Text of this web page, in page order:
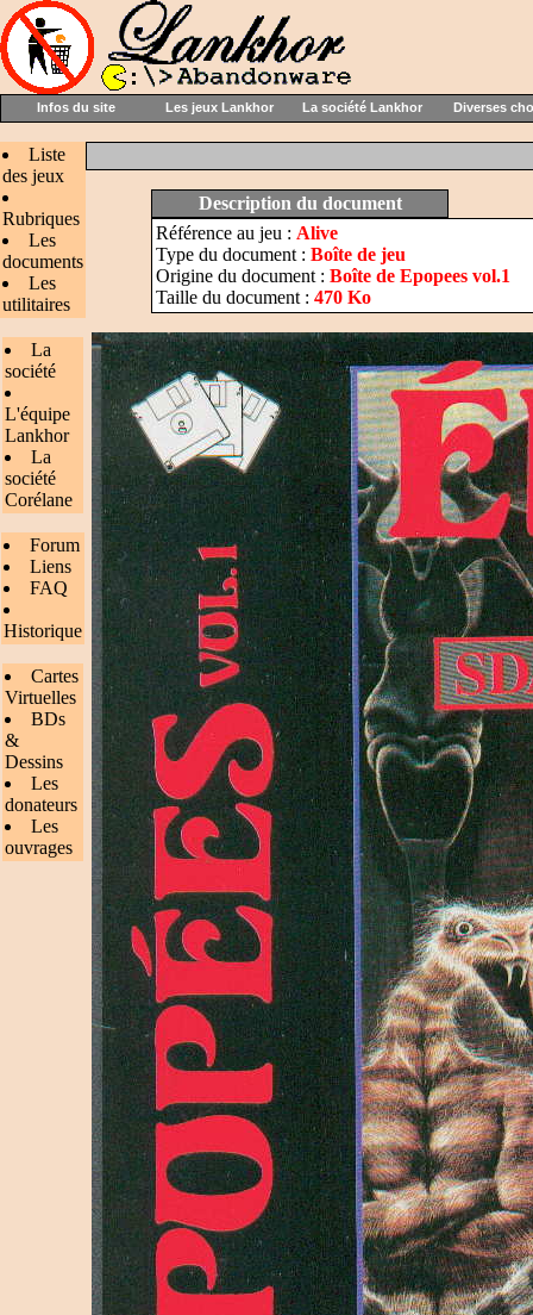
Infos du site Les jeux Lankhor La société Lankhor Diverses
Liste
des jeux
Rubriques
Les
documents
Les
utilitaires
La
société
L'équipe
Lankhor
La
société
Corélane
Forum
Liens
FAQ
Historique
Cartes
Virtuelles
BDs
&
Dessins
Les
donateurs
Les
ouvrages
Description du document
Référence au jeu : Alive
Type du document : Boîte de jeu
Origine du document : Boîte de Epopees vol.1
Taille du document : 470 Ko